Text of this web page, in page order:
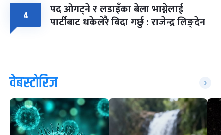
४ पद ओगट्ने र लडाइँका बेला भाग्नेलाई
पार्टीबाट धकेलेरै बिदा गर्छु : राजेन्द्र लिङ्देन
वेबस्टोरिज